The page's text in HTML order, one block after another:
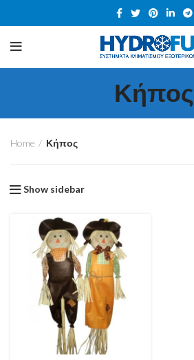
Κήπος
Home Κήπος
Show sidebar